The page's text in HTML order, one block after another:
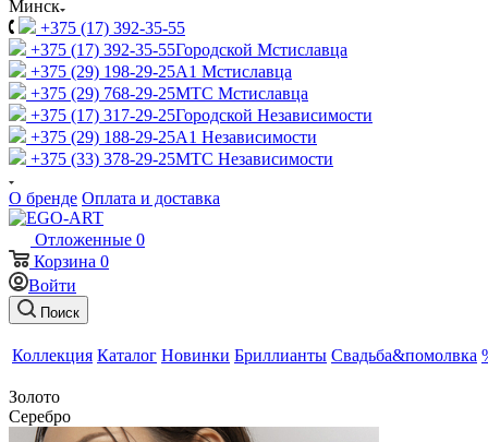
Минск
+375 (17) 392-35-55
+375 (17) 392-35-55Городской Мстиславца
+375 (29) 198-29-25A1 Мстиславца
+375 (29) 768-29-25МТС Мстиславца
+375 (17) 317-29-25Городской Независимости
+375 (29) 188-29-25A1 Независимости
+375 (33) 378-29-25МТС Независимости
О бренде Оплата и доставка
Отложенные 0
Корзина 0
Войти
Поиск
Коллекция Каталог Новинки Бриллианты Свадьба&помолвка
Золото
Серебро